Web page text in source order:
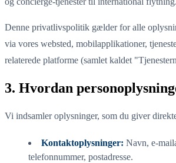
Denne privatlivspolitik gælder for alle
via vores websted, mobilapplikationer,
relaterede platforme (samlet kaldet
3. Hvordan
Vi indsamler oplysninger, som du giver
Kontaktoplysninger: Navn, e-
telefonnummer, postadresse.